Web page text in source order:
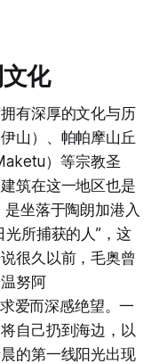
化
有深厚的文化与历
山）、帕帕摩山丘
）等宗教圣
筑在这一地区也是
坐落于陶朗加港入
光所捕获的人”，这
很久以前，毛奥曾
努阿
爱而深感绝望。一
自己扔到海边，以
的第一线阳光出现